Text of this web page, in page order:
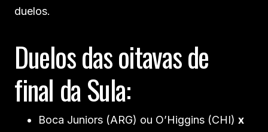
duelos.
Duelos das oitavas de
final da Sula:
Boca Juniors (ARG) ou O’Higgins (CHI) x